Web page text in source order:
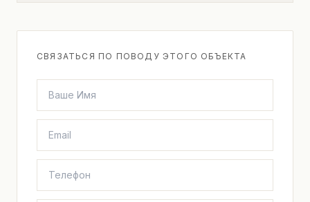
СВЯЗАТЬСЯ ПО ПОВОДУ ЭТОГО ОБЪЕКТА